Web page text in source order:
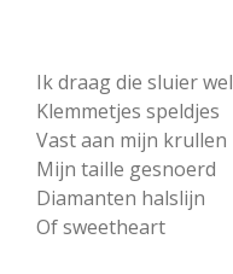
Ik draag die sluier wel
Klemmetjes speldjes
Vast aan mijn krullen
Mijn taille gesnoerd
Diamanten halslijn
Of sweetheart